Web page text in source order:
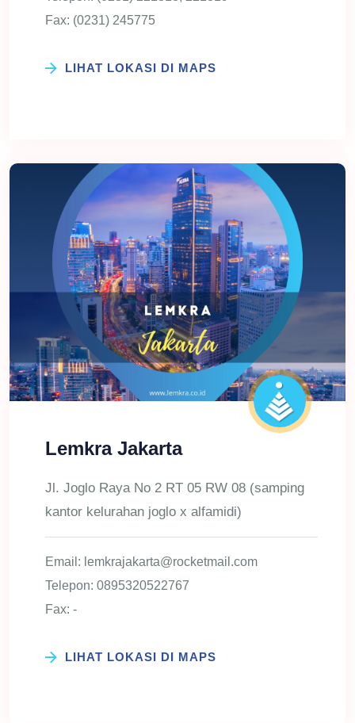
Fax: (0231) 245775
LIHAT LOKASI DI MAPS
Lemkra Jakarta
Jl. Joglo Raya No 2 RT 05 RW 08 (samping
kantor kelurahan joglo x alfamidi)
Email: lemkrajakarta@rocketmail.com
Telepon: 0895320522767
Fax: -
LIHAT LOKASI DI MAPS